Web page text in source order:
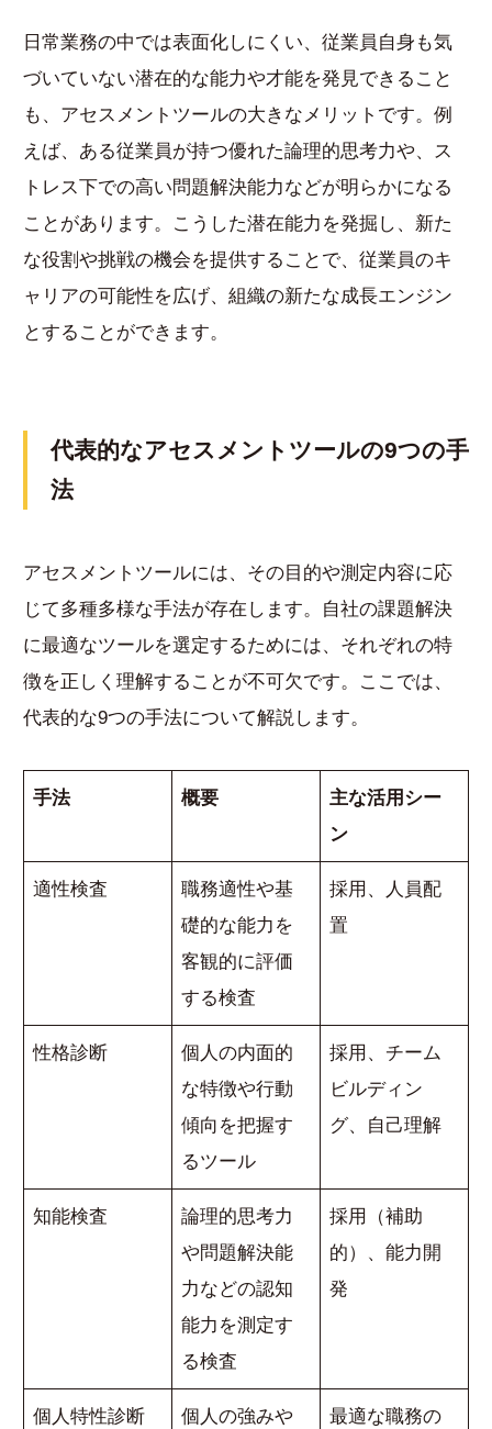
日常業務の中では表面化しにくい、従業員自身も気
づいていない潜在的な能力や才能を発見できること
も、アセスメントツールの大きなメリットです。例
えば、ある従業員が持つ優れた論理的思考力や、ス
トレス下での高い問題解決能力などが明らかになる
ことがあります。こうした潜在能力を発掘し、新た
な役割や挑戦の機会を提供することで、従業員のキ
ャリアの可能性を広げ、組織の新たな成長エンジン
とすることができます。
代表的なアセスメントツールの9つの手
法
アセスメントツールには、その目的や測定内容に応
じて多種多様な手法が存在します。自社の課題解決
に最適なツールを選定するためには、それぞれの特
徴を正しく理解することが不可欠です。ここでは、
代表的な9つの手法について解説します。
手法 概要
主な活用シー
ン
適性検査
職務適性や基
礎的な能力を
客観的に評価
する検査
採用、人員配
置
性格診断
個人の内面的
な特徴や行動
傾向を把握す
るツール
採用、チーム
ビルディン
グ、自己理解
知能検査
論理的思考力
や問題解決能
力などの認知
能力を測定す
る検査
採用（補助
的）、能力開
発
個人特性診断
個人の強みや
最適な職務の